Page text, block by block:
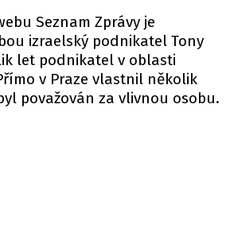
Seznam Zprávy je
izraelský podnikatel Tony
let podnikatel v oblasti
v Praze vlastnil několik
považován za vlivnou osobu.